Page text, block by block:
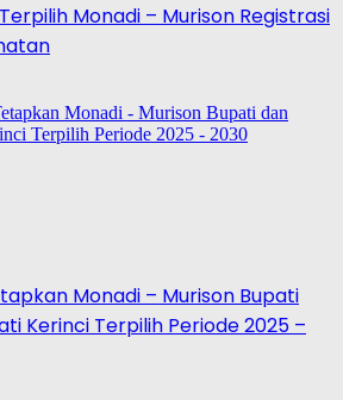
Monadi – Murison Registrasi
Monadi – Murison Bupati
Kerinci Terpilih Periode 2025 –